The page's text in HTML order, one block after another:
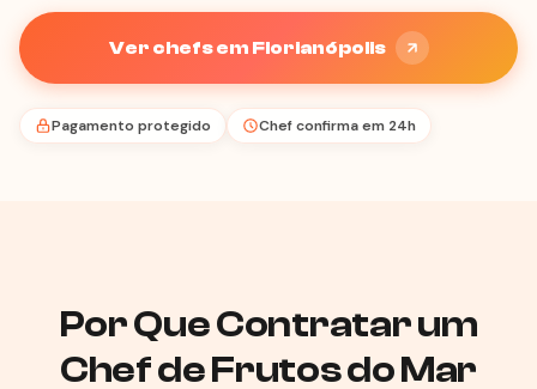
Ver chefs em Florianópolis
Pagamento protegido Chef confirma em 24h
Por Que Contratar um
Chef de Frutos do Mar